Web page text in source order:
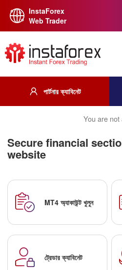
InstaForex
Web Trader
পার্টনার ক্যাবিনেট
You are not
Secure financial
website
MT4 অ্যাকাউন্ট খুলুন
ট্রেডার ক্যাবিনেট